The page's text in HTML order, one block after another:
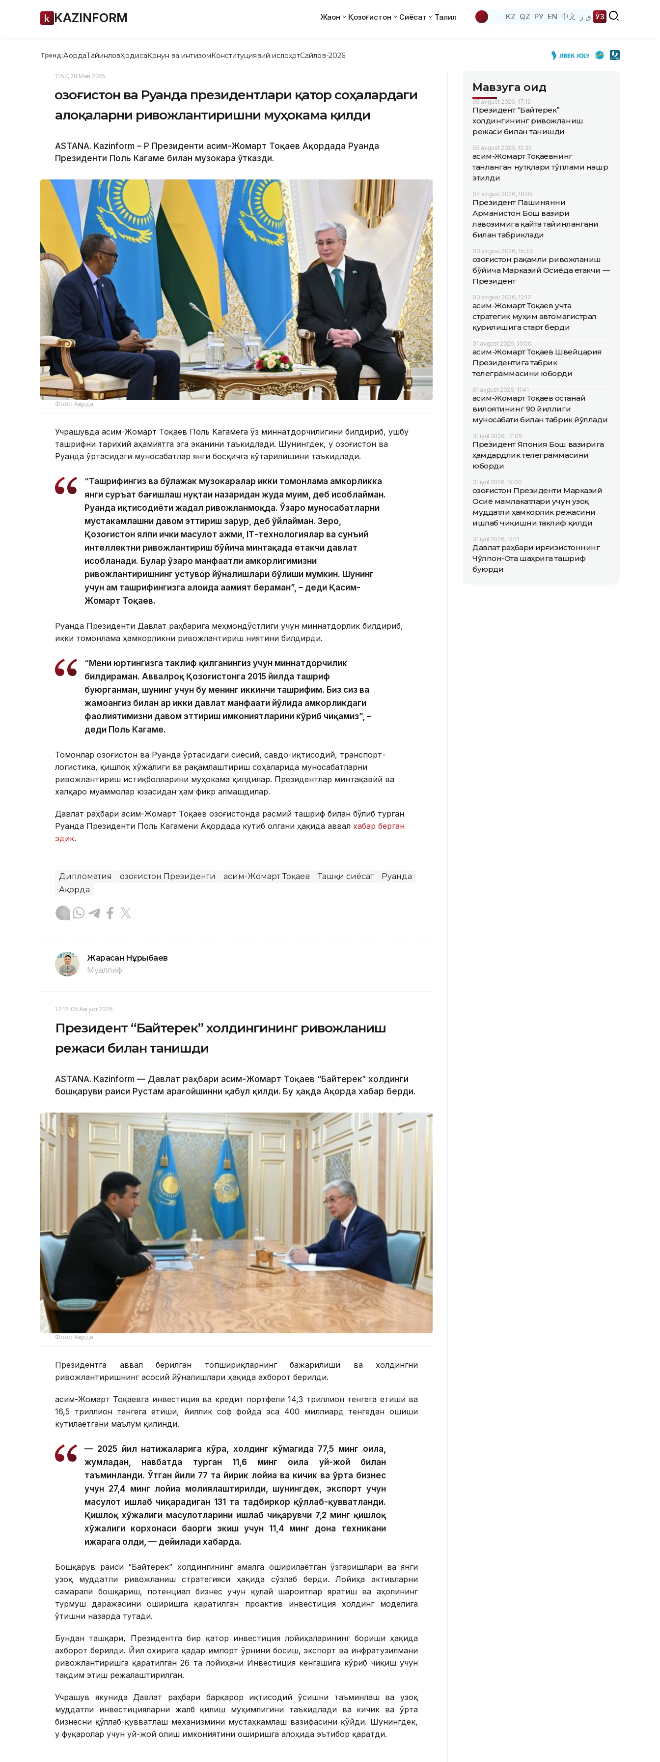
KAZINFORM Жаҳон Қозоғистон Сиёсат Таҳлил KZ QZ РУ EN 中文 ق ز ЎЗ
Тренд:АқордаТайинловҲодисаҚонун ва интизомКонституциявий ислоҳотСайлов-2026
11:57, 28 Май 2025
Қозоғистон ва Руанда президентлари қатор соҳалардаги
алоқаларни ривожлантиришни муҳокама қилди
ASTANA. Kazinform – ҚР Президенти Қасим-Жомарт Тоқаев Ақордада Руанда
Президенти Поль Кагаме билан музокара ўтказди.
Фото: Ақорда
Учрашувда Қасим-Жомарт Тоқаев Поль Кагамега ўз миннатдорчилигини билдириб, ушбу
ташрифни тарихий аҳамиятга эга эканини таъкидлади. Шунингдек, у Қозоғистон ва
Руанда ўртасидаги муносабатлар янги босқичга кўтарилишини таъкидлади.
“Ташрифингиз ва бўлажак музокаралар икки томонлама ҳамкорликка
янги суръат бағишлаш нуқтаи назаридан жуда муҳим, деб ҳисоблайман.
Руанда иқтисодиёти жадал ривожланмоқда. Ўзаро муносабатларни
мустаҳкамлашни давом эттириш зарур, деб ўйлайман. Зеро,
Қозоғистон ялпи ички маҳсулот ҳажми, IТ-технологиялар ва сунъий
интеллектни ривожлантириш бўйича минтақада етакчи давлат
ҳисобланади. Булар ўзаро манфаатли ҳамкорлигимизни
ривожлантиришнинг устувор йўналишлари бўлиши мумкин. Шунинг
учун ҳам ташрифингизга алоҳида аҳамият бераман”, – деди Қасим-
Жомарт Тоқаев.
Руанда Президенти Давлат раҳбарига меҳмондўстлиги учун миннатдорлик билдириб,
икки томонлама ҳамкорликни ривожлантириш ниятини билдирди.
“Мени юртингизга таклиф қилганингиз учун миннатдорчилик
билдираман. Аввалроқ Қозоғистонга 2015 йилда ташриф
буюрганман, шунинг учун бу менинг иккинчи ташрифим. Биз сиз ва
жамоангиз билан ҳар икки давлат манфаати йўлида ҳамкорликдаги
фаолиятимизни давом эттириш имкониятларини кўриб чиқамиз”, –
деди Поль Кагаме.
Томонлар Қозоғистон ва Руанда ўртасидаги сиёсий, савдо-иқтисодий, транспорт-
логистика, қишлоқ хўжалиги ва рақамлаштириш соҳаларида муносабатларни
ривожлантириш истиқболларини муҳокама қилдилар. Президентлар минтақавий ва
халқаро муаммолар юзасидан ҳам фикр алмашдилар.
Давлат раҳбари Қасим-Жомарт Тоқаев Қозоғистонда расмий ташриф билан бўлиб турган
Руанда Президенти Поль Кагамени Ақордада кутиб олгани ҳақида аввал хабар берган
эдик.
Дипломатия Қозоғистон Президенти Қасим-Жомарт Тоқаев Ташқи сиёсат
Руанда
Ақорда
Жарасқан Нұрыбаев
Муаллиф
17:12, 05 Август 2026
Президент “Байтерек” холдингининг ривожланиш
режаси билан танишди
ASTANА. Каzinform — Давлат раҳбари Қасим-Жомарт Тоқаев “Байтерек” холдинги
бошқаруви раиси Рустам Қарағойшинни қабул қилди. Бу ҳақда Ақорда хабар берди.
Фото: Ақорда
Президентга аввал берилган топшириқларнинг бажарилиши ва холдингни
ривожлантиришнинг асосий йўналишлари ҳақида ахборот берилди.
Қасим-Жомарт Тоқаевга инвестиция ва кредит портфели 14,3 триллион тенгега етиши ва
16,5 триллион тенгега етиши, йиллик соф фойда эса 400 миллиард тенгедан ошиши
кутилаётгани маълум қилинди.
— 2025 йил натижаларига кўра, холдинг кўмагида 77,5 минг оила,
жумладан, навбатда турган 11,6 минг оила уй-жой билан
таъминланди. Ўтган йили 77 та йирик лойиҳа ва кичик ва ўрта бизнес
учун 27,4 минг лойиҳа молиялаштирилди, шунингдек, экспорт учун
маҳсулот ишлаб чиқарадиган 131 та тадбиркор қўллаб-қувватланди.
Қишлоқ хўжалиги маҳсулотларини ишлаб чиқарувчи 7,2 минг қишлоқ
хўжалиги корхонаси баҳорги экиш учун 11,4 минг дона техникани
ижарага олди, — дейилади хабарда.
Бошқарув раиси “Байтерек” холдингининг амалга оширилаётган ўзгаришлари ва янги
узоқ муддатли ривожланиш стратегияси ҳақида сўзлаб берди. Лойиҳа активларни
самарали бошқариш, потенциал бизнес учун қулай шароитлар яратиш ва аҳолининг
турмуш даражасини оширишга қаратилган проактив инвестиция холдинг моделига
ўтишни назарда тутади.
Бундан ташқари, Президентга бир қатор инвестиция лойиҳаларининг бориши ҳақида
ахборот берилди. Йил охирига қадар импорт ўрнини босиш, экспорт ва инфратузилмани
ривожлантиришга қаратилган 26 та лойиҳани Инвестиция кенгашига кўриб чиқиш учун
тақдим этиш режалаштирилган.
Учрашув якунида Давлат раҳбари барқарор иқтисодий ўсишни таъминлаш ва узоқ
муддатли инвестицияларни жалб қилиш муҳимлигини таъкидлади ва кичик ва ўрта
бизнесни қўллаб-қувватлаш механизмини мустаҳкамлаш вазифасини қўйди. Шунингдек,
у фуқаролар учун уй-жой олиш имкониятини оширишга алоҳида эътибор қаратди.
Мавзуга оид
05 avgust 2026, 17:12
Президент “Байтерек”
холдингининг ривожланиш
режаси билан танишди
05 avgust 2026, 12:35
Қасим-Жомарт Тоқаевнинг
танланган нутқлари тўплами нашр
этилди
04 avgust 2026, 18:05
Президент Пашинянни
Арманистон Бош вазири
лавозимига қайта тайинлангани
билан табриклади
03 avgust 2026, 15:33
Қозоғистон рақамли ривожланиш
бўйича Марказий Осиёда етакчи —
Президент
03 avgust 2026, 12:17
Қасим-Жомарт Тоқаев учта
стратегик муҳим автомагистрал
қурилишига старт берди
01 avgust 2026, 13:00
Қасим-Жомарт Тоқаев Швейцария
Президентига табрик
телеграммасини юборди
01 avgust 2026, 11:41
Қасим-Жомарт Тоқаев Қостанай
вилоятининг 90 йиллиги
муносабати билан табрик йўллади
31 iyul 2026, 17:09
Президент Япония Бош вазирига
ҳамдардлик телеграммасини
юборди
31 iyul 2026, 15:00
Қозоғистон Президенти Марказий
Осиё мамлакатлари учун узоқ
муддатли ҳамкорлик режасини
ишлаб чиқишни таклиф қилди
31 iyul 2026, 12:11
Давлат раҳбари Қирғизистоннинг
Чўлпон-Ота шаҳрига ташриф
буюрди